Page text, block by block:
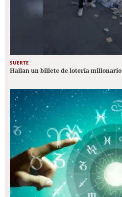
SUERTE
Hallan un billete de lotería